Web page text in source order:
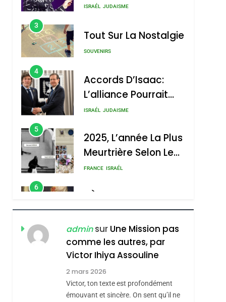
Nouvelle Chanson De
ISRAÉL JUDAISME
3
Tout Sur La Nostalgie
SOUVENIRS
4
Accords D’Isaac:
L’alliance Pourrait
S’étendre À 13 Pays
ISRAÉL JUDAISME
5
2025, L’année La Plus
Meurtrière Selon Le
Rapport D’ADL
FRANCE ISRAÉL
6
FIÈRE, DIGNE ET
RÉSILIENTE :
POURQUOI JE
REVENDIQUE MA
JUDAÏTE Par Thérèse
Zrihen-Dvir
ISRAÉL JUDAISME
CE QUI NOUS
MANQUE – Jacques
Hadida
JUDAISME
adminsur Une Mission pas
comme les autres, par
Victor Ihiya Assouline
2 mars 2026
Victor, ton texte est profondément
émouvant et sincère. On sent qu’il ne